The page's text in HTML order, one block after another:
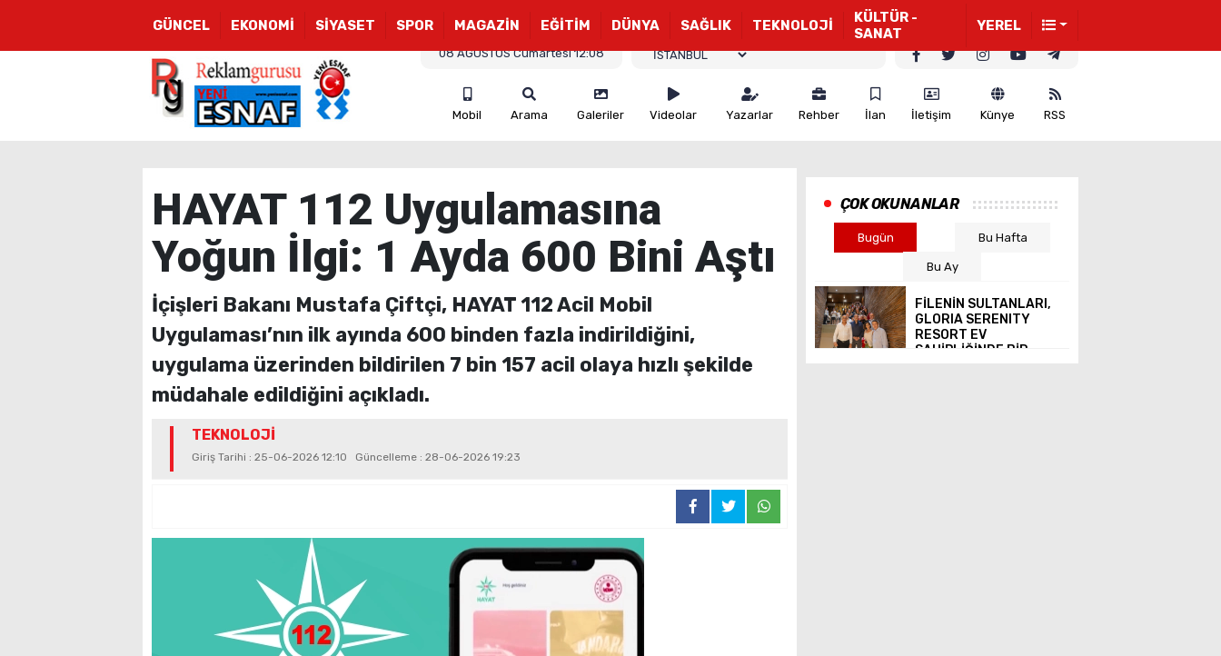
GÜNCEL EKONOMİ SİYASET SPOR MAGAZİN EĞİTİM DÜNYA SAĞLIK TEKNOLOJİ
KÜLTÜR -
SANAT
YEREL
08 AĞUSTOS Cumartesi 12:08
Mobil Arama Galeriler Videolar Yazarlar Rehber İlan İletişim Künye RSS
HAYAT 112 Uygulamasına
Yoğun İlgi: 1 Ayda 600 Bini Aştı
İçişleri Bakanı Mustafa Çiftçi, HAYAT 112 Acil Mobil
Uygulaması’nın ilk ayında 600 binden fazla indirildiğini,
uygulama üzerinden bildirilen 7 bin 157 acil olaya hızlı şekilde
müdahale edildiğini açıkladı.
TEKNOLOJİ
Giriş Tarihi : 25-06-2026 12:10 Güncelleme : 28-06-2026 19:23
ÇOK OKUNANLAR
Bugün Bu Hafta
Bu Ay
FİLENİN SULTANLARI,
GLORIA SERENITY
RESORT EV
SAHİPLİĞİNDE BİR